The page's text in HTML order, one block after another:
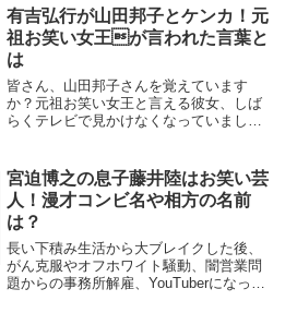
ブレイクしたおふたりですが、最近テレ
ビで見かけることも少...
有吉弘行が山田邦子とケンカ！元
祖お笑い女王が言われた言葉と
は
皆さん、山田邦子さんを覚えています
か？元祖お笑い女王と言える彼女、しば
らくテレビで見かけなくなっていました
いろいろと話題になっているようです。
今回は、山田邦子さんの現在...
宮迫博之の息子藤井陸はお笑い芸
人！漫才コンビ名や相方の名前
は？
長い下積み生活から大ブレイクした後、
がん克服やオフホワイト騒動、闇営業問
題からの事務所解雇、YouTuberになって